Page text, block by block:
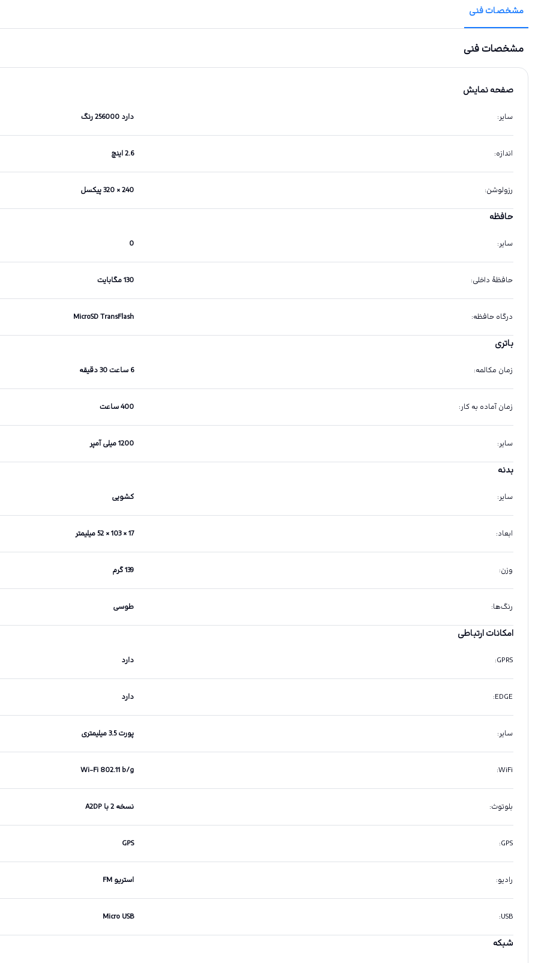
مشخصات فنی
مشخصات فنی
صفحه نمایش
سایر: دارد 256000 رنگ
اندازه: 2.6 اینچ
رزولوشن: 240 × 320 پیکسل
حافظه
سایر:
0
حافظهٔ داخلی: 130 مگابایت
درگاه حافظه:
MicroSD TransFlash
باتری
زمان مکالمه: 6 ساعت 30 دقیقه
زمان آماده به کار: 400 ساعت
سایر: 1200 میلی آمپر
بدنه
سایر: کشویی
ابعاد: 17 × 103 × 52 میلیمتر
وزن: 139 گرم
رنگ‌ها: طوسی
امکانات ارتباطی
GPRS
: دارد
EDGE
: دارد
سایر: پورت 3.5 میلیمتری
WiFi
:
Wi-Fi 802.11 b/g
بلوتوث: نسخه 2 با A2DP
GPS
:
GPS
رادیو: استریو FM
USB
:
Micro USB
شبکه